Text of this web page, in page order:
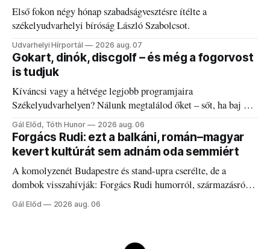
Első fokon négy hónap szabadságvesztésre ítélte a
székelyudvarhelyi bíróság László Szabolcsot.
Udvarhelyi Hírportál 2026 aug. 07
Gokart, dinók, discgolf – és még a fogorvost
is tudjuk
Kíváncsi vagy a hétvége legjobb programjaira
Székelyudvarhelyen? Nálunk megtalálod őket – sőt, ha baj van
a fogaddal, a fogorvosi ügyeletet is!
Gál Előd, Tóth Hunor 2026 aug. 06
Forgács Rudi: ezt a balkáni, román–magyar
kevert kultúrát sem adnám oda semmiért
A komolyzenét Budapestre és stand-upra cserélte, de a
dombok visszahívják: Forgács Rudi humorról, származásról
és határokról.
Gál Előd 2026 aug. 06